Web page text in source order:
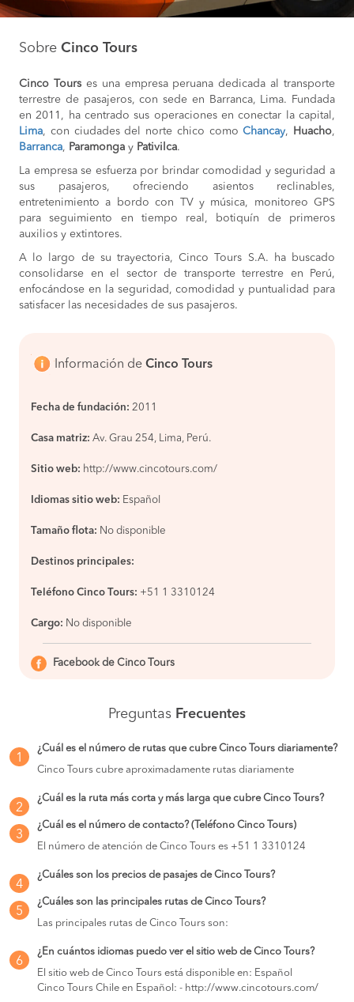
Sobre Cinco Tours
Cinco Tourses una empresa peruana dedicada al transporte
terrestre de pasajeros, con sede en Barranca, Lima. Fundada
en 2011, ha centrado sus operaciones en conectar la capital,
Lima, con ciudades del norte chico comoChancay, Huacho,
Barranca, Paramonga y Pativilca.
La empresa se esfuerza por brindar comodidad y seguridad a
sus pasajeros, ofreciendo asientos reclinables,
entretenimiento a bordo con TV y música, monitoreo GPS
para seguimiento en tiempo real, botiquín de primeros
auxilios y extintores.
A lo largo de su trayectoria, Cinco Tours S.A. ha buscado
consolidarse en el sector de transporte terrestre en Perú,
enfocándose en la seguridad, comodidad y puntualidad para
satisfacer las necesidades de sus pasajeros.
Información de Cinco Tours
Fecha de fundación: 2011
Casa matriz: Av. Grau 254, Lima, Perú.
Sitio web: http://www.cincotours.com/
Idiomas sitio web: Español
Tamaño flota: No disponible
Destinos principales:
Teléfono Cinco Tours: +51 1 3310124
Cargo: No disponible
Facebook de Cinco Tours
Preguntas Frecuentes
1
¿Cuál es el número de rutas que cubre Cinco Tours diariamente?
Cinco Tours cubre aproximadamente rutas diariamente
2
¿Cuál es la ruta más corta y más larga que cubre Cinco Tours?
3
¿Cuál es el número de contacto? (Teléfono Cinco Tours)
El número de atención de Cinco Tours es +51 1 3310124
4
¿Cuáles son los precios de pasajes de Cinco Tours?
5
¿Cuáles son las principales rutas de Cinco Tours?
Las principales rutas de Cinco Tours son:
6
¿En cuántos idiomas puedo ver el sitio web de Cinco Tours?
El sitio web de Cinco Tours está disponible en: Español
Cinco Tours Chile en Español: - http://www.cincotours.com/